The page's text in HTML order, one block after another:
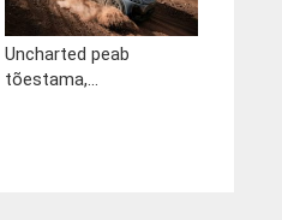
Uncharted peab
tõestama,...